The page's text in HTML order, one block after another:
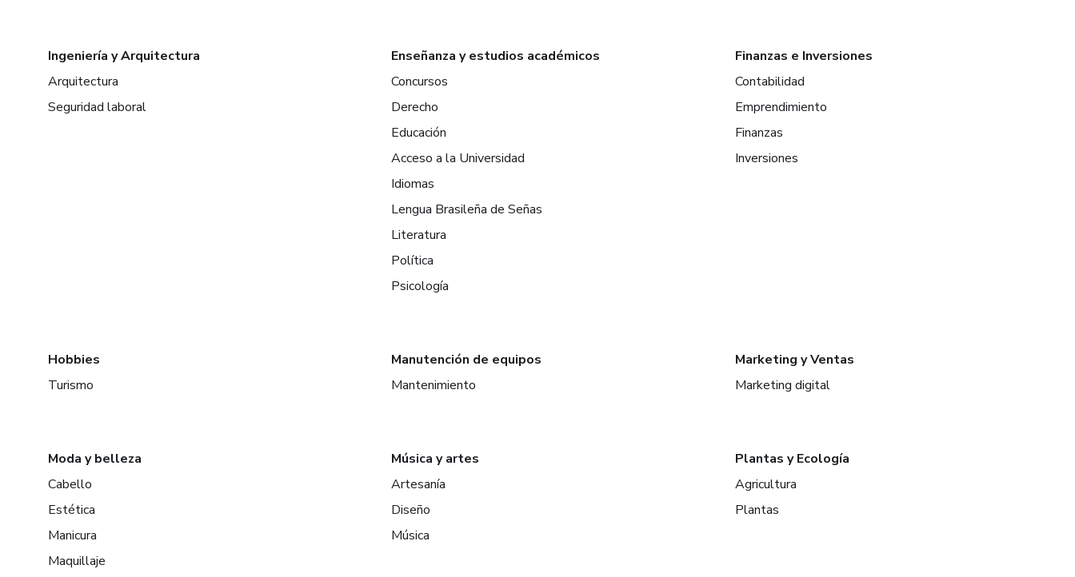
Ingeniería y Arquitectura
Arquitectura
Seguridad laboral
Enseñanza y estudios académicos
Concursos
Derecho
Educación
Acceso a la Universidad
Idiomas
Lengua Brasileña de Señas
Literatura
Política
Psicología
Finanzas e Inversiones
Contabilidad
Emprendimiento
Finanzas
Inversiones
Hobbies
Turismo
Manutención de equipos
Mantenimiento
Marketing y Ventas
Marketing digital
Moda y belleza
Cabello
Estética
Manicura
Maquillaje
Música y artes
Artesanía
Diseño
Música
Plantas y Ecología
Agricultura
Plantas